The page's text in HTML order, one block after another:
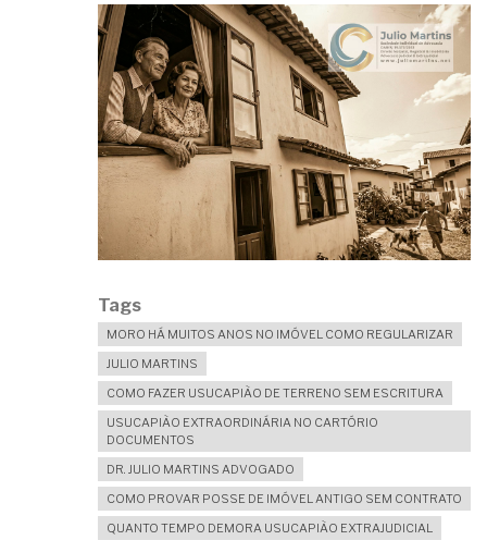
Tags
MORO HÁ MUITOS ANOS NO IMÓVEL COMO REGULARIZAR
JULIO MARTINS
COMO FAZER USUCAPIÃO DE TERRENO SEM ESCRITURA
USUCAPIÃO EXTRAORDINÁRIA NO CARTÓRIO
DOCUMENTOS
DR. JULIO MARTINS ADVOGADO
COMO PROVAR POSSE DE IMÓVEL ANTIGO SEM CONTRATO
QUANTO TEMPO DEMORA USUCAPIÃO EXTRAJUDICIAL